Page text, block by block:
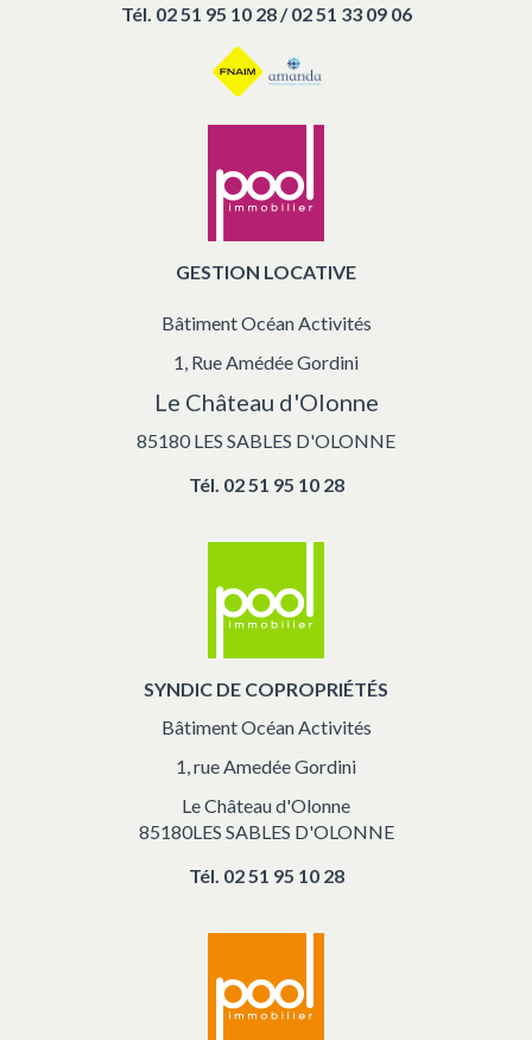
Tél. 02 51 95 10 28 / 02 51 33 09 06
GESTION LOCATIVE
Bâtiment Océan Activités
1, Rue Amédée Gordini
Le Château d'Olonne
85180 LES SABLES D'OLONNE
Tél. 02 51 95 10 28
SYNDIC DE COPROPRIÉTÉS
Bâtiment Océan Activités
1, rue Amedée Gordini
Le Château d'Olonne
85180LES SABLES D'OLONNE
Tél. 02 51 95 10 28